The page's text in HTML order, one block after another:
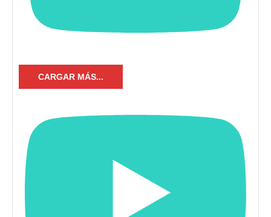
CARGAR MÁS...